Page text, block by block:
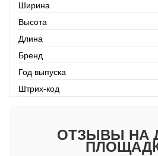
Ширина
Высота
Длина
Бренд
Год выпуска
Штрих-код
ОТЗЫВЫ НА